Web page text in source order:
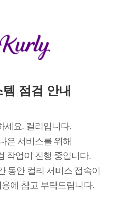
점검 안내
세요. 컬리입니다.
은 서비스를 위해
작업이 진행 중입니다.
동안 컬리 서비스 접속이
에 참고 부탁드립니다.